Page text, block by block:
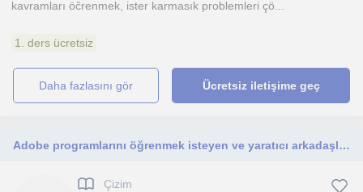
kavramları öčrenmek, ister karmasık problemleri çö...
1. ders ücretsiz
daha fazlasını gör Ücretsiz iletişime geç
Adobe programlarını öğrenmek isteyen ve yaratıcı arkadaşları bekliyorum!
Çizim